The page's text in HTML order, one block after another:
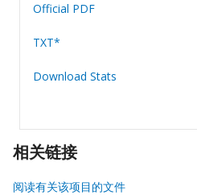
Official PDF
TXT*
Download Stats
相关链接
阅读有关该项目的文件